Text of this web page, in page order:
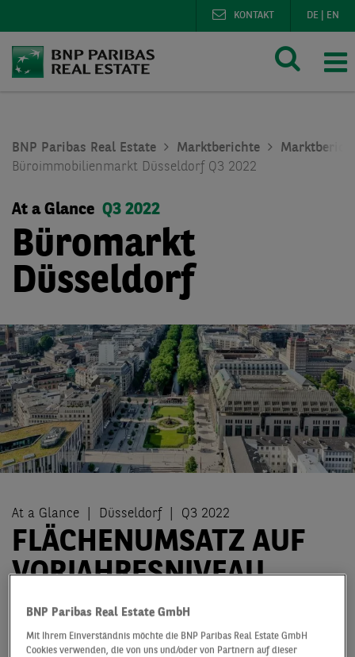
DE EN
KONTAKT
BNP Paribas Real Estate Marktberichte
Büroimmobilienmarkt Düsseldorf Q3 2022
At a Glance Q3 2022
Büromarkt
Düsseldorf
At a Glance Düsseldorf Q3 2022
FLÄCHENUMSATZ AUF
VORJAHRESNIVEAU
Der Düsseldorfer Büromarkt präsentiert sich nach drei
beiden Vorjahren. Im Vorjahresvergleich steht ein Plus
BNP Paribas Real Estate GmbH
Mit Ihrem Einverständnis möchte die BNP Paribas Real Estate GmbH
Cookies verwenden, die von uns und/oder von Partnern auf dieser